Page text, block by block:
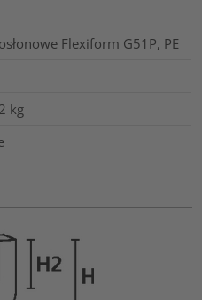
Flexiform G51P, PE
kg